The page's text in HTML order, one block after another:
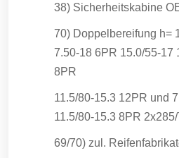
38) Sicherheitskabine
70) Doppelbereifung h=
7.50-18 6PR 15.0/55-17
8PR
11.5/80-15.3 12PR und
11.5/80-15.3 8PR
69/70) zul.